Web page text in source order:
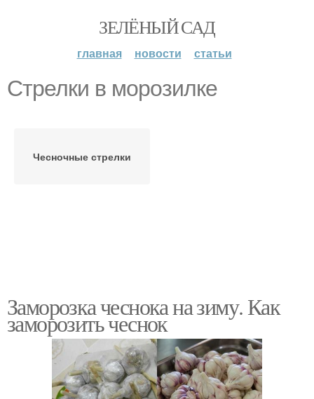
ЗЕЛЁНЫЙ САД
главная новости статьи
Стрелки в морозилке
Чесночные стрелки
Заморозка чеснока на зиму. Как
заморозить чеснок